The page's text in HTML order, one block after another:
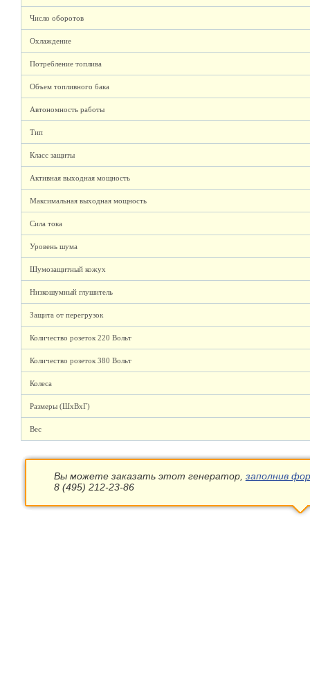
Число оборотов
Охлаждение
Потребление топлива
Объем топливного бака
Автономность работы
Тип
Класс защиты
Активная выходная мощность
Максимальная выходная мощность
Сила тока
Уровень шума
Шумозащитный кожух
Низкошумный глушитель
Защита от перегрузок
Количество розеток 220 Вольт
Количество розеток 380 Вольт
Колеса
Размеры (ШхВхГ)
Вес
Вы можете заказать этот генератор, заполнив
8 (495) 212-23-86